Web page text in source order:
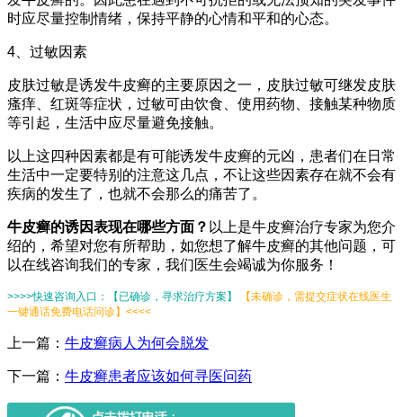
时应尽量控制情绪，保持平静的心情和平和的心态。
4、过敏因素
皮肤过敏是诱发牛皮癣的主要原因之一，皮肤过敏可继发皮肤
瘙痒、红斑等症状，过敏可由饮食、使用药物、接触某种物质
等引起，生活中应尽量避免接触。
以上这四种因素都是有可能诱发牛皮癣的元凶，患者们在日常
生活中一定要特别的注意这几点，不让这些因素存在就不会有
疾病的发生了，也就不会那么的痛苦了。
牛皮癣的诱因表现在哪些方面？ 以上是牛皮癣治疗专家为您介
绍的，希望对您有所帮助，如您想了解牛皮癣的其他问题，可
以在线咨询我们的专家，我们医生会竭诚为你服务！
>>>>快速咨询入口：【已确诊，寻求治疗方案】
【未确诊，需提交症状在线医生
一键通话免费电话问诊】<<<<
上一篇： 牛皮癣病人为何会脱发
下一篇： 牛皮癣患者应该如何寻医问药